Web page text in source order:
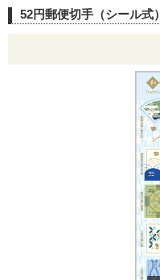
52円郵便切手（シール式）